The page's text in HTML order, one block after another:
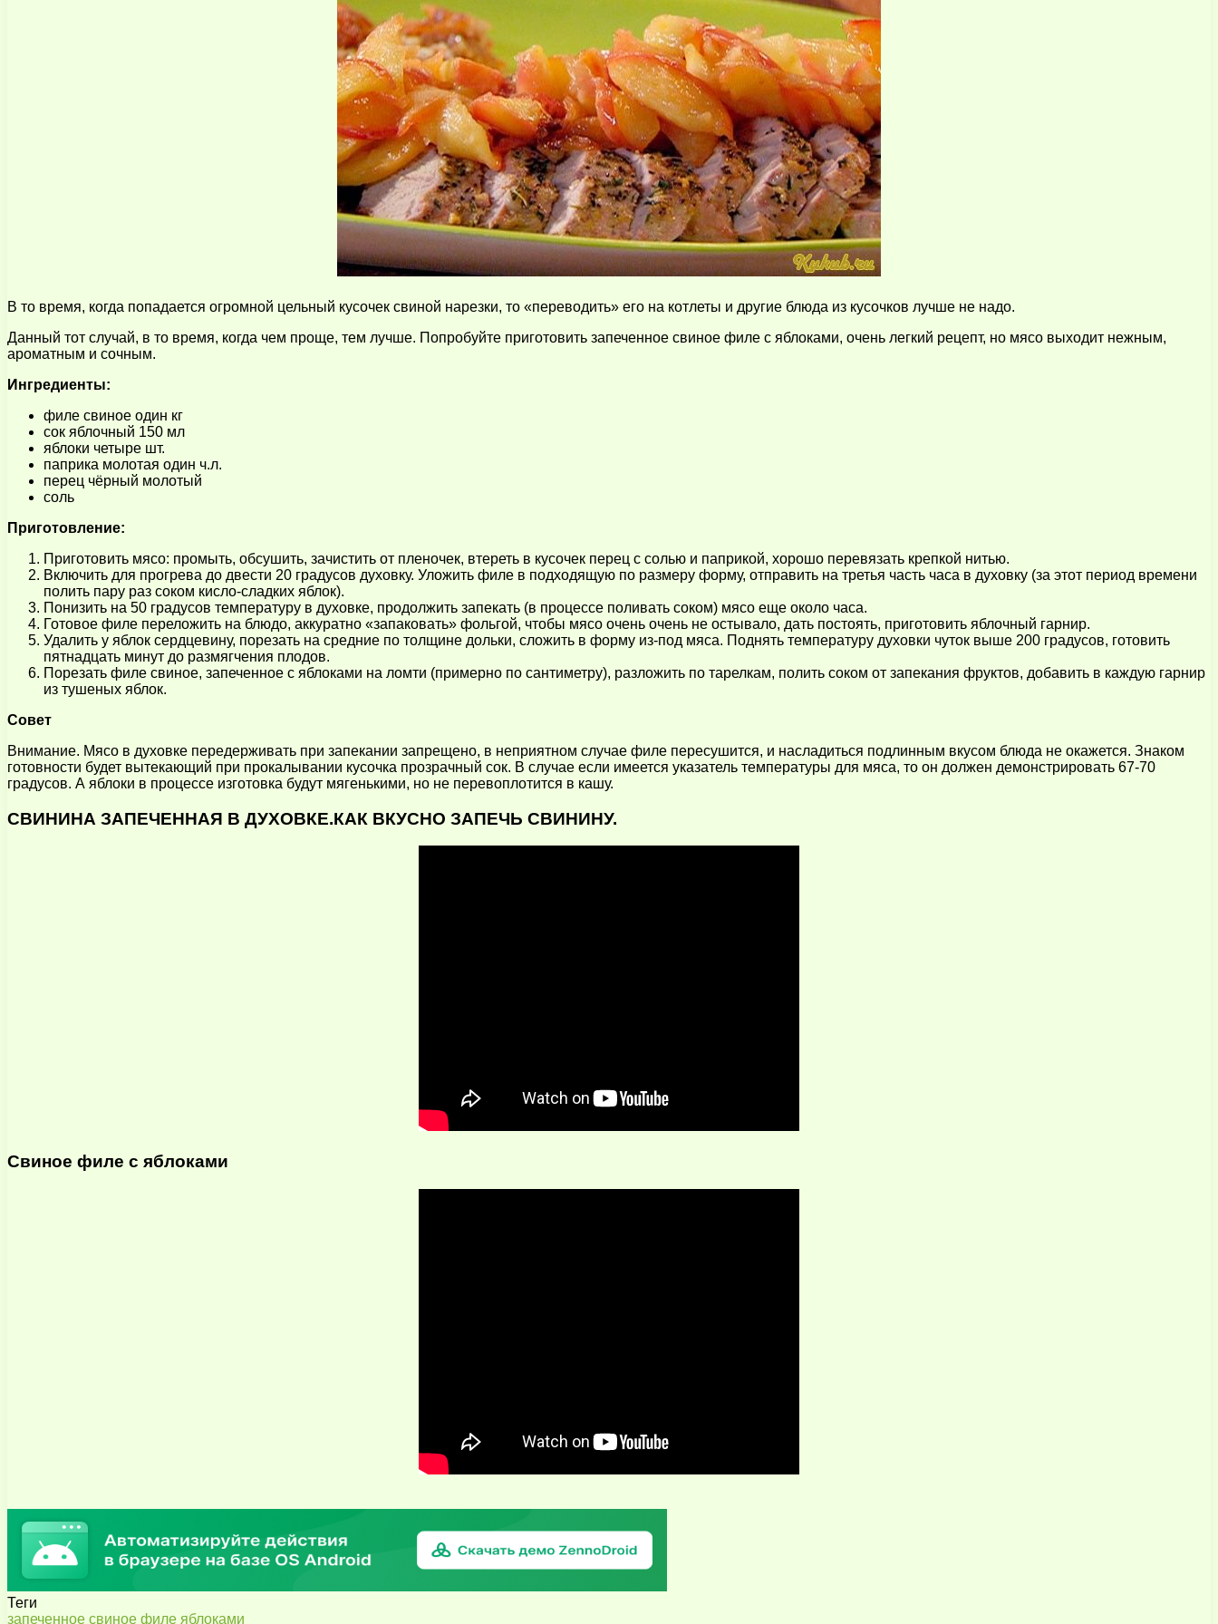
В то время, когда попадается огромной цельный кусочек свиной нарезки, то «переводить» его на котлеты и другие блюда из кусочков лучше не надо.
Данный тот случай, в то время, когда чем проще, тем лучше. Попробуйте приготовить запеченное свиное филе с яблоками, очень легкий рецепт, но мясо выходит нежным,
ароматным и сочным.
Ингредиенты:
филе свиное один кг
сок яблочный 150 мл
яблоки четыре шт.
паприка молотая один ч.л.
перец чёрный молотый
соль
Приготовление:
Приготовить мясо: промыть, обсушить, зачистить от пленочек, втереть в кусочек перец с солью и паприкой, хорошо перевязать крепкой нитью.
Включить для прогрева до двести 20 градусов духовку. Уложить филе в подходящую по размеру форму, отправить на третья часть часа в духовку (за этот период времени
полить пару раз соком кисло-сладких яблок).
Понизить на 50 градусов температуру в духовке, продолжить запекать (в процессе поливать соком) мясо еще около часа.
Готовое филе переложить на блюдо, аккуратно «запаковать» фольгой, чтобы мясо очень очень не остывало, дать постоять, приготовить яблочный гарнир.
Удалить у яблок сердцевину, порезать на средние по толщине дольки, сложить в форму из-под мяса. Поднять температуру духовки чуток выше 200 градусов, готовить
пятнадцать минут до размягчения плодов.
Порезать филе свиное, запеченное с яблоками на ломти (примерно по сантиметру), разложить по тарелкам, полить соком от запекания фруктов, добавить в каждую гарнир
из тушеных яблок.
Совет
Внимание. Мясо в духовке передерживать при запекании запрещено, в неприятном случае филе пересушится, и насладиться подлинным вкусом блюда не окажется. Знаком
готовности будет вытекающий при прокалывании кусочка прозрачный сок. В случае если имеется указатель температуры для мяса, то он должен демонстрировать 67-70
градусов. А яблоки в процессе изготовка будут мягенькими, но не перевоплотится в кашу.
СВИНИНА ЗАПЕЧЕННАЯ В ДУХОВКЕ.КАК ВКУСНО ЗАПЕЧЬ СВИНИНУ.
Свиное филе с яблоками
Теги
запеченное свиное филе яблоками